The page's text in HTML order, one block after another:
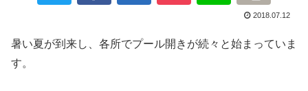
2018.07.12
暑い夏が到来し、各所でプール開きが続々と始まっていま
す。